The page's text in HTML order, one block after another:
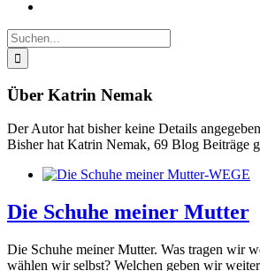
Suche
nach:
Über Katrin Nemak
Der Autor hat bisher keine Details
Bisher hat Katrin Nemak, 69 Blog Beiträge
Die Schuhe meiner Mutter
Die Schuhe meiner Mutter. Was tragen wir
wählen wir selbst? Welchen geben wir